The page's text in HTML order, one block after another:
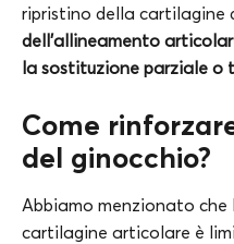
ripristino della cartilagine
dell’allineamento
la sostituzione parziale o
Come
del ginocchio?
Abbiamo menzionato che
cartilagine articolare è